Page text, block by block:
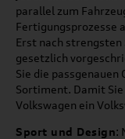
parallel zum
Fertigungsprozesse
Erst nach
gesetzlich
Sie die
Sortiment. Damit
Volkswagen ein
Sport und Design: